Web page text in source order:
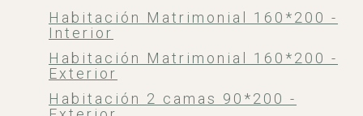
Habitación Matrimonial 160*200 -
Interior
Habitación Matrimonial 160*200 -
Exterior
Habitación 2 camas 90*200 -